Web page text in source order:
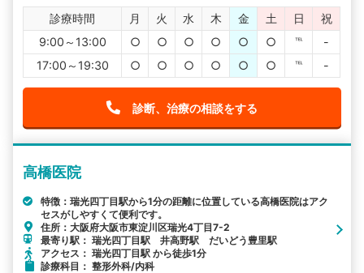
診療時間 月 火 水 木 金 土 日
祝
9:00～13:00
○ ○ ○ ○ ○ ○ ℡
-
17:00～19:30
○ ○ ○ ○ ○ ○ ℡ -
診断、治療の相談をする
高橋医院
特徴：瑞光四丁目駅から1分の距離に位置している高橋医院はアク
セスがしやすくて便利です。
住所：大阪府大阪市東淀川区瑞光4丁目7-2
最寄り駅： 瑞光四丁目駅 井高野駅 だいどう豊里駅
アクセス： 瑞光四丁目駅 から徒歩1分
診療科目： 整形外科/内科